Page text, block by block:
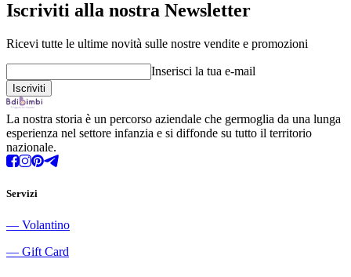
Iscriviti alla nostra Newsletter
Ricevi tutte le ultime novità sulle nostre vendite e promozioni
Inserisci la tua e-mail
La nostra storia è un percorso aziendale che germoglia da una lunga
esperienza nel settore infanzia e si diffonde su tutto il territorio
nazionale.
Servizi
― Volantino
― Gift Card